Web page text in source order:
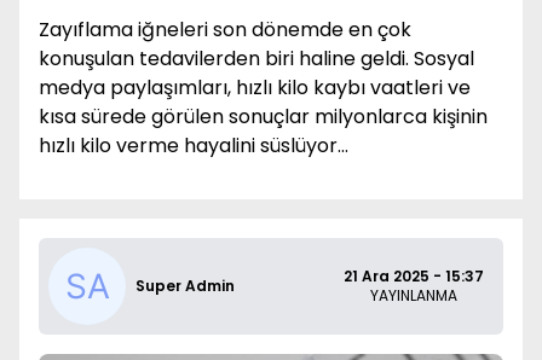
Zayıflama iğneleri son dönemde en çok
konuşulan tedavilerden biri haline geldi. Sosyal
medya paylaşımları, hızlı kilo kaybı vaatleri ve
kısa sürede görülen sonuçlar milyonlarca kişinin
hızlı kilo verme hayalini süslüyor...
Super Admin
21 Ara 2025 - 15:37
YAYINLANMA